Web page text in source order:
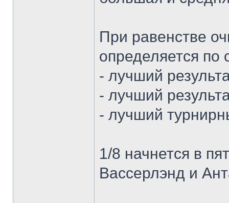
При равенстве
определяется
- лучший
- лучший
- лучший
1/8 начнется в
Вассерлэнд и